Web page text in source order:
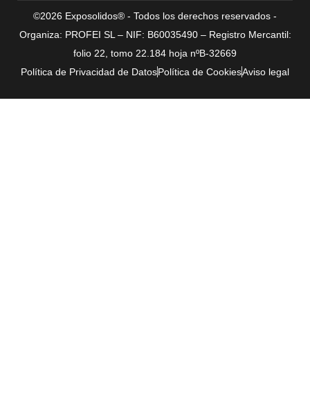
©2026 Exposolidos® - Todos los derechos reservados -
Organiza: PROFEI SL – NIF: B60035490 – Registro Mercantil:
folio 22, tomo 22.184 hoja nºB-32669
Política de Privacidad de DatosPolítica de CookiesAviso legal